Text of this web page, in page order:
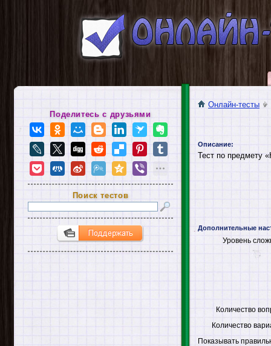
Онлайн-тесты
Описание:
Тест по предмету
Дополнительные
Уровень
Количество
Количество
Показывать
Поделитесь с друзьями
Поиск тестов